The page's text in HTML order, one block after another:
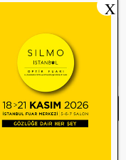
ve
Yorum Yap
X